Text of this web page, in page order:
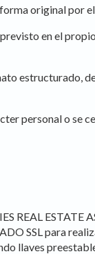
original por
en el
estructurado,
personal o se
REAL ESTATE
SSL para
llaves